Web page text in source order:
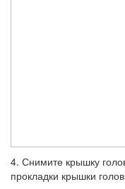
4. Снимите крышку
прокладки крышки